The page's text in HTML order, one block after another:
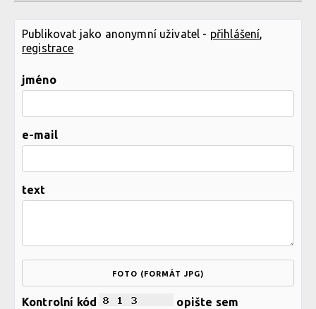
Publikovat jako anonymní uživatel - přihlášení
registrace
jméno
e-mail
text
FOTO (FORMÁT JPG)
Kontrolní kód opište sem